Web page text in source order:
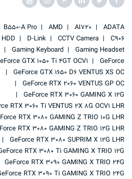
ADATA
AI720
AMD
B550-A Pro
C906
CCTV Camera
D-Link
Gaming Headset
Gaming Keyboard
GeForce
GTX 1050 Ti 4GT OCV1
GeForce GTX 1650 D6 VENTUS XS OC
GeForce RTX 2060 VENTUS GP OC
GeForce RTX 3060 GAMING X 12G
RTX 3060 Ti VENTUS 2X 8G OCV1 LHR
RTX 3080 GAMING Z TRIO 10G LHR
RTX 3080 GAMING Z TRIO 12G LHR
GeForce RTX 3080 SUPRIM X 12G LHR
RTX 3080 Ti GAMING X TRIO 12G
GeForce RTX 3090 GAMING X TRIO 24G
RTX 3090 Ti GAMING X TRIO 24G